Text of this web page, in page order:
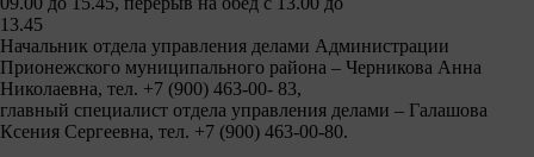
13.45
Начальник отдела управления делами Администрации
Прионежского муниципального района – Черникова Анна
Николаевна, тел. +7 (900) 463-00- 83,
главный специалист отдела управления делами – Галашова
Ксения Сергеевна, тел. +7 (900) 463-00-80.